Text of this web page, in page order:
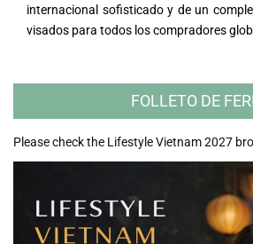
internacional sofisticado y de un
visados para todos los compradores
FOLLETO DE
Please check the Lifestyle Vietnam 2027